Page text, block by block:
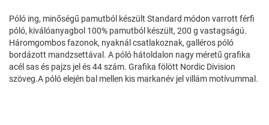
Póló ing, minőségű pamutból készült Standard módon varrott férfi
póló, kiválóanyagbol 100% pamutból készült, 200 g vastagságú.
Háromgombos fazonok, nyaknál csatlakoznak, galléros póló
bordázott mandzsettával. A póló hátoldalon nagy méretű grafika
acél sas és pajzs jel és 44 szám. Grafika fölött Nordic Division
szöveg.A póló elején bal mellen kis markanév jel villám motívummal.